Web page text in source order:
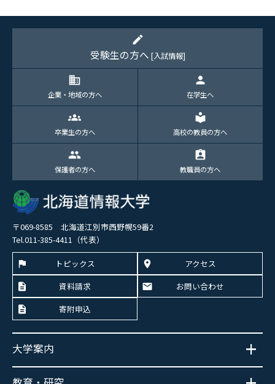
edit
受験生の方へ [入試情報]
domain
企業・地域の方へ
person
在学生へ
groups
卒業生の方へ
local_library
高校の教員の方へ
group
保護者の方へ
assignment_ind
教職員の方へ
〒069-8585 北海道江別市西野幌59番2
Tel.011-385-4411（代表）
トピックス
アクセス
資料請求
お問い合わせ
寄附申込
大学案内